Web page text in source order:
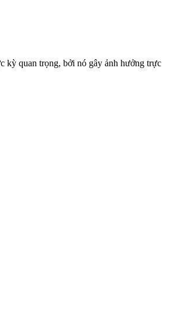
kỳ quan trọng, bởi nó gây ảnh hưởng trực